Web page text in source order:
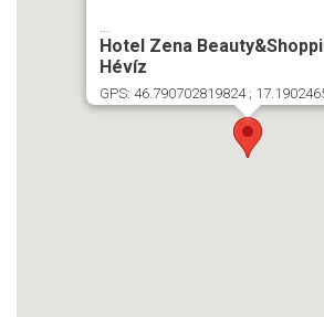
...
Hotel Zena
Hévíz
GPS: 46.790702819824 ;